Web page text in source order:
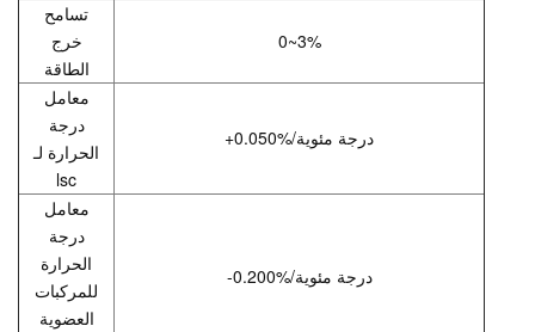
تسامح
خرج
الطاقة
0~3%
معامل
درجة
الحرارة لـ
lsc
+0.050%/درجة مئوية
معامل
درجة
الحرارة
للمركبات
العضوية
-0.200%/درجة مئوية